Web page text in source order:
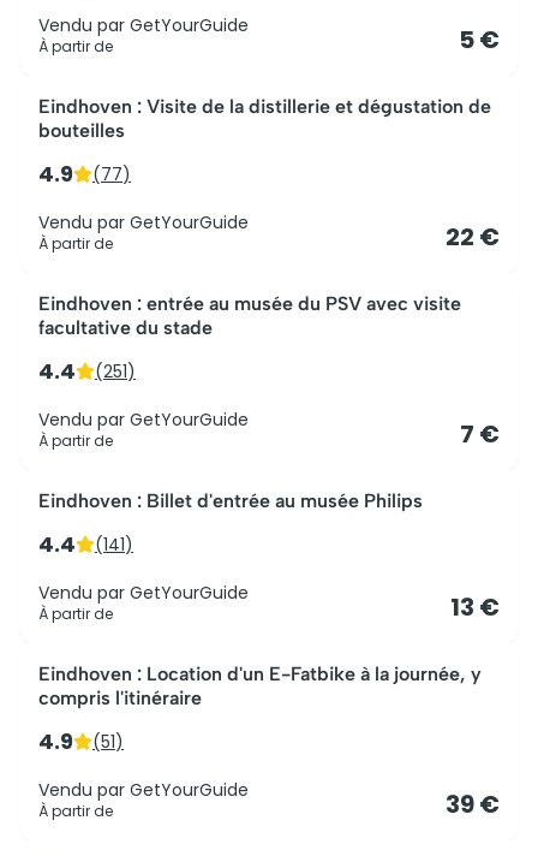
Vendu par GetYourGuide
À partir de 5 €
Le mieux noté
Eindhoven : Visite de la distillerie et dégustation de
bouteilles
4.9 (77)
Vendu par GetYourGuide
À partir de 22 €
Eindhoven : entrée au musée du PSV avec visite
facultative du stade
4.4 (251)
Vendu par GetYourGuide
À partir de 7 €
Eindhoven : Billet d'entrée au musée Philips
4.4 (141)
Vendu par GetYourGuide
À partir de 13 €
Eindhoven : Location d'un E-Fatbike à la journée, y
compris l'itinéraire
4.9 (51)
Vendu par GetYourGuide
À partir de 39 €